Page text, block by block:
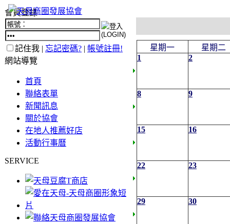
會員登錄
記住我 | 忘記密碼? | 帳號註冊!
網站導覽
首頁
聯絡表單
新聞訊息
關於協會
在地人推薦好店
活動行事曆
SERVICE
星期一
星期二
1
2
8 9
15 16
22 23
29 30